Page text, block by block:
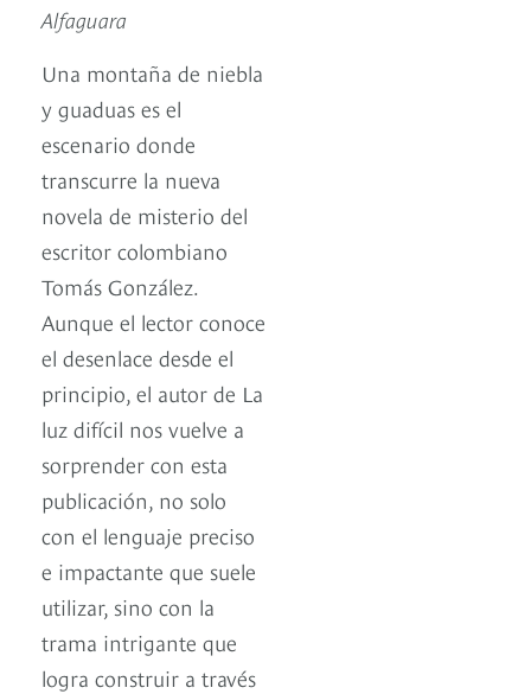
Alfaguara
Una montaña de niebla
y guaduas es el
escenario donde
transcurre la nueva
novela de misterio del
escritor colombiano
Tomás González.
Aunque el lector conoce
el desenlace desde el
principio, el autor de La
luz difícil nos vuelve a
sorprender con esta
publicación, no solo
con el lenguaje preciso
e impactante que suele
utilizar, sino con la
trama intrigante que
logra construir a través